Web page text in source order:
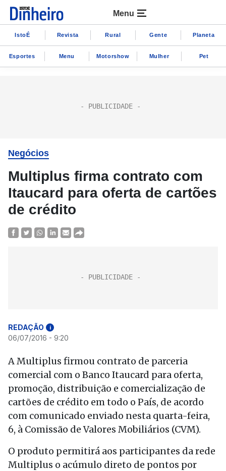
Menu
IstoÉ Revista Rural Gente Planeta
Esportes Menu Motorshow Mulher Pet
Negócios
Multiplus firma contrato com
Itaucard para oferta de cartões
de crédito
REDAÇÃO i
06/07/2016 - 9:20
A Multiplus firmou contrato de parceria
comercial com o Banco Itaucard para oferta,
promoção, distribuição e comercialização de
cartões de crédito em todo o País, de acordo
com comunicado enviado nesta quarta-feira,
6, à Comissão de Valores Mobiliários (CVM).
O produto permitirá aos participantes da rede
Multiplus o acúmulo direto de pontos por